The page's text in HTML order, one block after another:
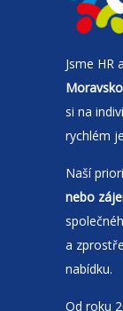
Jsme HR
si na
rychlém
Naší
nebo
a
nabídku.
Od roku